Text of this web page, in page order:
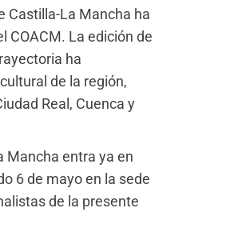
Castilla-La Mancha ha
COACM. La edición de
ha
de la región,
Real, Cuenca y
Mancha entra ya en
6 de mayo en la sede
de la presente